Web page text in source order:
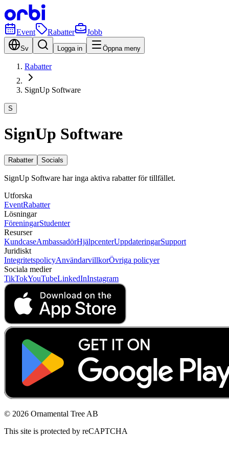
Event Rabatter Jobb
Sv Logga in Öppna meny
Rabatter
SignUp Software
S
SignUp Software
Rabatter Socials
SignUp Software har inga aktiva rabatter för tillfället.
Utforska
EventRabatter
Lösningar
FöreningarStudenter
Resurser
KundcaseAmbassadörHjälpcenterUppdateringarSupport
Juridiskt
IntegritetspolicyAnvändarvillkorÖvriga policyer
Sociala medier
TikTokYouTubeLinkedInInstagram
© 2026 Ornamental Tree AB
This site is protected by reCAPTCHA